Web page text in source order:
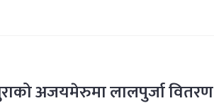
अजयमेरुमा लालपुर्जा वितरण